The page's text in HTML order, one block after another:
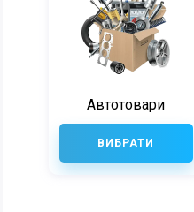
Автотовари
ВИБРАТИ